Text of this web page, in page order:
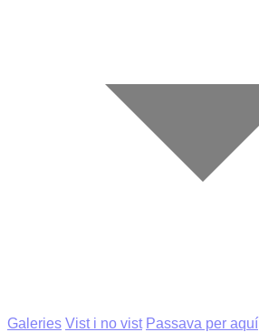
Galeries Vist i no vist Passava per aquí